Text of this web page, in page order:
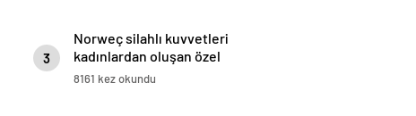
3
Norweç silahlı kuvvetleri
kadınlardan oluşan özel
kuvvetler eğitimlerini başlattı.
8161 kez okundu